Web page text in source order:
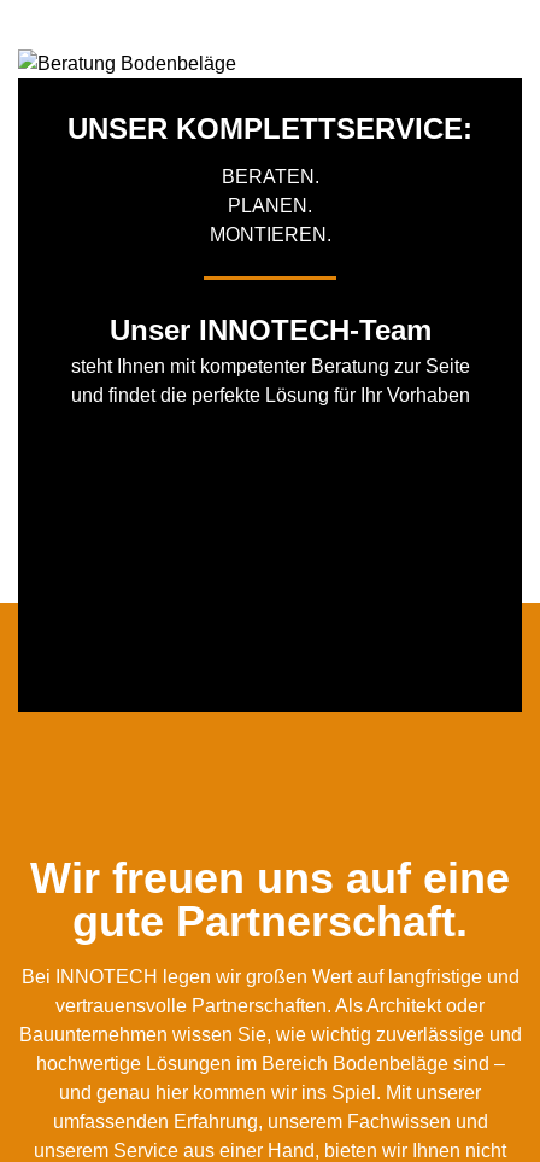
UNSER KOMPLETTSERVICE:
BERATEN.
PLANEN.
MONTIEREN.
Unser INNOTECH-Team
steht Ihnen mit kompetenter Beratung zur Seite
und findet die perfekte Lösung für Ihr Vorhaben
Wir freuen uns auf eine
gute Partnerschaft.
Bei INNOTECH legen wir großen Wert auf langfristige und
vertrauensvolle Partnerschaften. Als Architekt oder
Bauunternehmen wissen Sie, wie wichtig zuverlässige und
hochwertige Lösungen im Bereich Bodenbeläge sind –
und genau hier kommen wir ins Spiel. Mit unserer
umfassenden Erfahrung, unserem Fachwissen und
unserem Service aus einer Hand, bieten wir Ihnen nicht